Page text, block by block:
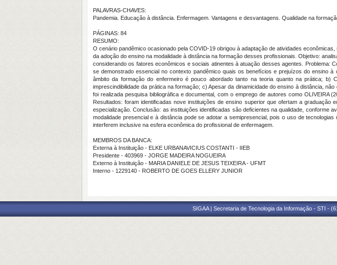
PALAVRAS-CHAVES:
Pandemia. Educação à distância. Enfermagem. Vantagens e desvantagens. Qualidade na
PÁGINAS: 84
RESUMO:
O cenário pandêmico ocasionado pela COVID-19 obrigou à adaptação de atividades
da adoção do ensino na modalidade à distância na formação desses profissionais. Objetivo:
considerando os fatores econômicos e sociais atinentes à atuação desses agentes. Problema:
se demonstrado essencial no contexto pandêmico quais os benefícios e prejuízos do ensino
âmbito da formação do enfermeiro é pouco abordado tanto na teoria quanto na prática;
imprescindibilidade da prática na formação; c) Apesar da dinamicidade do ensino à distância,
foi realizada pesquisa bibliográfica e documental, com o emprego de autores como OLIVEIRA
Resultados: foram identificadas nove instituições de ensino superior que ofertam a
especialização. Conclusão: as instituições identificadas são deficientes na qualidade, conforme
modalidade presencial e à distância pode se adotar a semipresencial, pois o uso de
interferem inclusive na esfera econômica do profissional de enfermagem.
MEMBROS DA BANCA:
Externa à Instituição - ELKE URBANAVICIUS COSTANTI - IIEB
Presidente - 403969 - JORGE MADEIRA NOGUEIRA
Externo à Instituição - MARIA DANIELE DE JESUS TEIXEIRA - UFMT
Interno - 1229140 - ROBERTO DE GOES ELLERY JUNIOR
SIGAA | Secretaria de Tecnologia da Informação - STI -